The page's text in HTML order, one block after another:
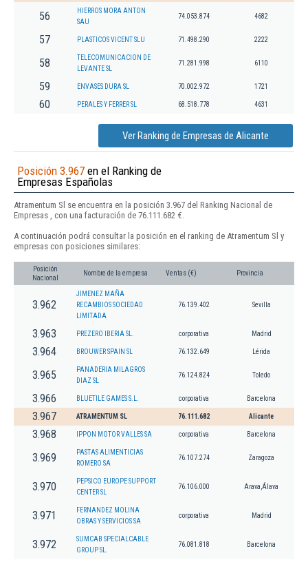
56
HIERROS MORA ANTON
SAU
74.053.874 4682
57 PLASTICOS VICENT SLU 71.498.290 2222
58
TELECOMUNICACION DE
LEVANTE SL
71.281.998 6110
59 ENVASES DURA SL 70.002.972 1721
60 PERALES Y FERRER SL 68.518.778 4631
Ver Ranking de Empresas de Alicante
Posición 3.967 en el Ranking de
Empresas Españolas
Atramentum Sl se encuentra en la posición 3.967 del Ranking Nacional de
Empresas , con una facturación de 76.111.682 €.
A continuación podrá consultar la posición en el ranking de Atramentum Sl y
empresas con posiciones similares:
Posición
Nacional
Nombre de la empresa Ventas (€) Provincia
3.962
JIMENEZ MAÑA
RECAMBIOS SOCIEDAD
LIMITADA
76.139.402 Sevilla
3.963 PREZERO IBERIA SL. corporativa Madrid
3.964 BROUWER SPAIN SL 76.132.649 Lérida
3.965
PANADERIA MILAGROS
DIAZ SL
76.124.824 Toledo
3.966 BLUETILE GAMES S.L. corporativa Barcelona
3.967 ATRAMENTUM SL 76.111.682 Alicante
3.968 IPPON MOTOR VALLES SA corporativa Barcelona
3.969
PASTAS ALIMENTICIAS
ROMERO SA
76.107.274 Zaragoza
3.970
PEPSICO EUROPE SUPPORT
CENTER SL
76.106.000 Arava,Álava
3.971
FERNANDEZ MOLINA
OBRAS Y SERVICIOS SA
corporativa Madrid
3.972
SUMCAB SPECIALCABLE
GROUP SL.
76.081.818 Barcelona